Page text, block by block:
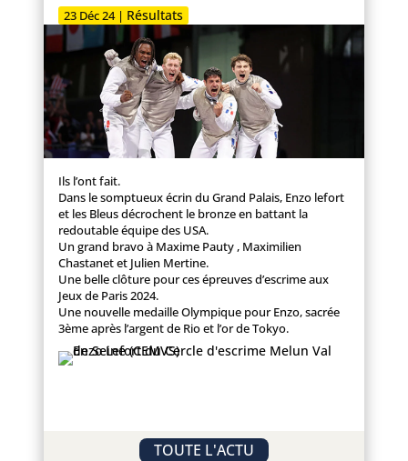
23 Déc 24| Résultats
Ils l’ont fait.
Dans le somptueux écrin du Grand Palais, Enzo lefort
et les Bleus décrochent le bronze en battant la
redoutable équipe des USA.
Un grand bravo à Maxime Pauty , Maximilien
Chastanet et Julien Mertine.
Une belle clôture pour ces épreuves d’escrime aux
Jeux de Paris 2024.
Une nouvelle medaille Olympique pour Enzo, sacrée
3ème après l’argent de Rio et l’or de Tokyo.
TOUTE L'ACTU